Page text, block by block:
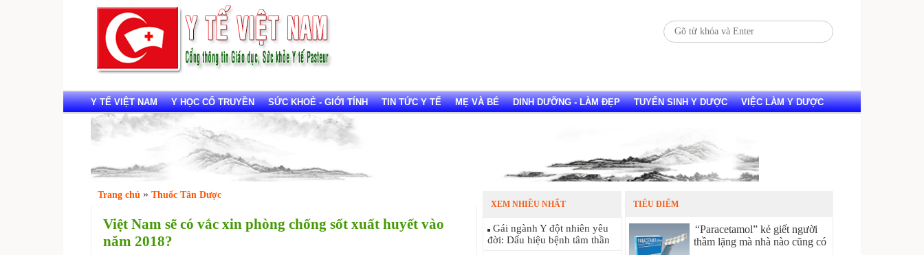
Y TẾ VIỆT NAM Y HỌC CỔ TRUYỀN SỨC KHOẺ - GIỚI TÍNH TIN TỨC Y TẾ MẸ VÀ BÉ DINH DƯỠNG - LÀM ĐẸP TUYỂN SINH Y DƯỢC VIỆC LÀM Y DƯỢC
Trang chủ » Thuốc Tân Dược
Việt Nam sẽ có vắc xin phòng chống sốt xuất huyết vào
năm 2018?
XEM NHIỀU NHẤT
Gái ngành Y đột nhiên yêu
đời: Dấu hiệu bệnh tâm thần
TIÊU ĐIỂM
“Paracetamol” kẻ giết người
thầm lặng mà nhà nào cũng có